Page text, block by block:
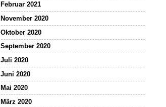
Februar 2021
November 2020
Oktober 2020
September 2020
Juli 2020
Juni 2020
Mai 2020
März 2020